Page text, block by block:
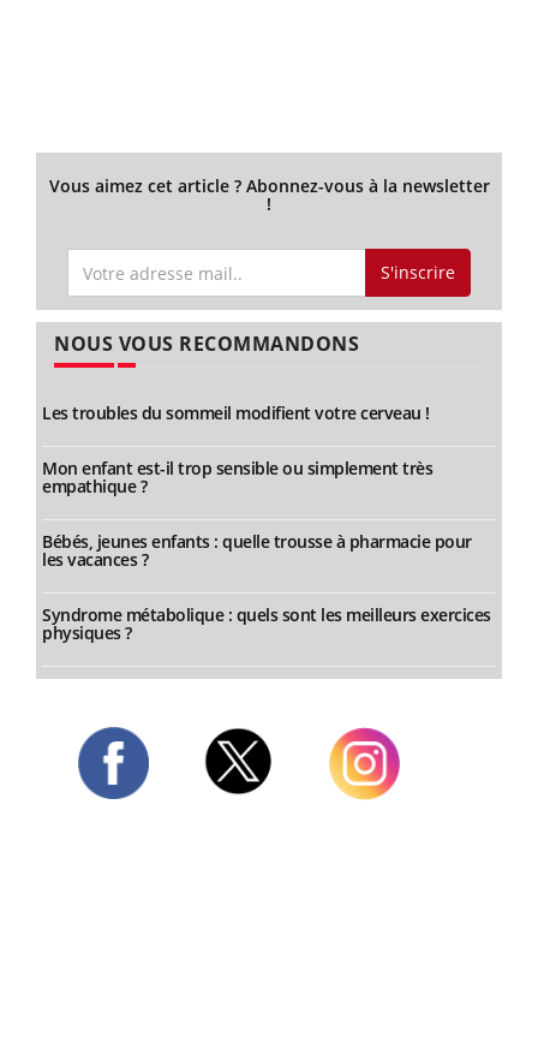
Vous aimez cet article ? Abonnez-vous à la newsletter
!
S'inscrire
NOUS VOUS RECOMMANDONS
Les troubles du sommeil modifient votre cerveau !
Mon enfant est-il trop sensible ou simplement très
empathique ?
Bébés, jeunes enfants : quelle trousse à pharmacie pour
les vacances ?
Syndrome métabolique : quels sont les meilleurs exercices
physiques ?